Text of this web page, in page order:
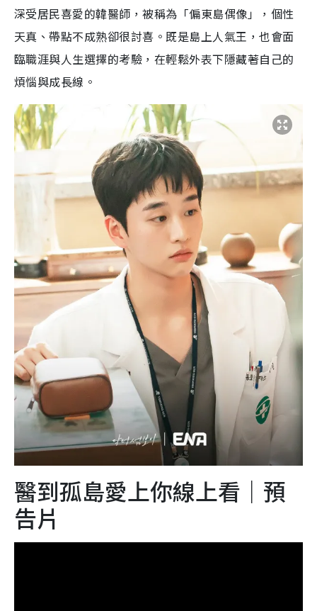
深受居民喜愛的韓醫師，被稱為「偏東島偶像」，個性
天真、帶點不成熟卻很討喜。既是島上人氣王，也會面
臨職涯與人生選擇的考驗，在輕鬆外表下隱藏著自己的
煩惱與成長線。
醫到孤島愛上你線上看｜預
告片